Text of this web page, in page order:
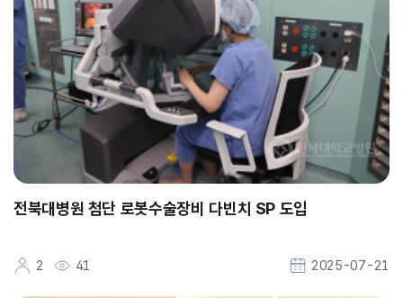
전북대병원 첨단 로봇수술장비 다빈치 SP 도입
2 41 2025-07-21